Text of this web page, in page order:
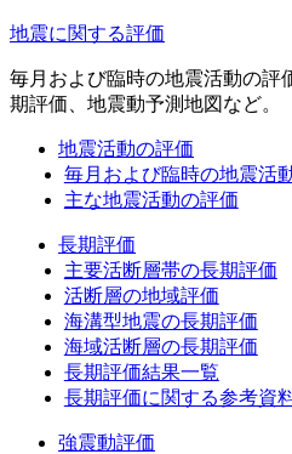
地震に関する評価
毎月および臨時の地震活動の評
期評価、地震動予測地図など。
地震活動の評価
毎月および臨時の地震活
主な地震活動の評価
長期評価
主要活断層帯の長期評価
活断層の地域評価
海溝型地震の長期評価
海域活断層の長期評価
長期評価結果一覧
長期評価に関する参考資
強震動評価